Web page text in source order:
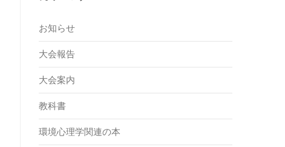
お知らせ
大会報告
大会案内
教科書
環境心理学関連の本